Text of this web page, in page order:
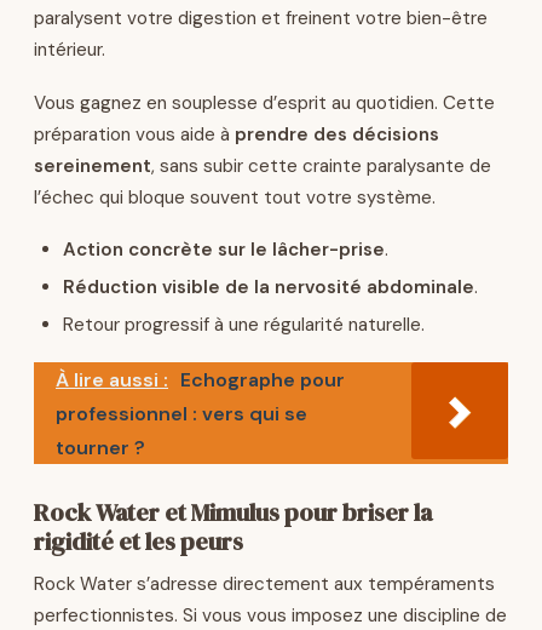
paralysent votre digestion et freinent votre bien-être
intérieur.
Vous gagnez en souplesse d’esprit au quotidien. Cette
préparation vous aide à prendre des décisions
sereinement, sans subir cette crainte paralysante de
l’échec qui bloque souvent tout votre système.
Action concrète sur le lâcher-prise.
Réduction visible de la nervosité abdominale.
Retour progressif à une régularité naturelle.
À lire aussi : Echographe pour
professionnel : vers qui se
tourner ?
Rock Water et Mimulus pour briser la
rigidité et les peurs
Rock Water s’adresse directement aux tempéraments
perfectionnistes. Si vous vous imposez une discipline de